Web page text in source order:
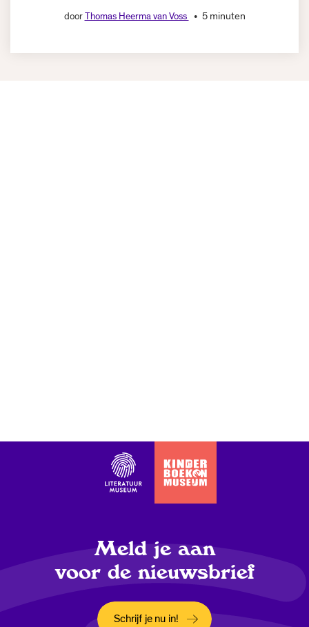
doorThomas Heerma van Voss 5 minuten
Meld je aan
voor de nieuwsbrief
Schrijf je nu in!